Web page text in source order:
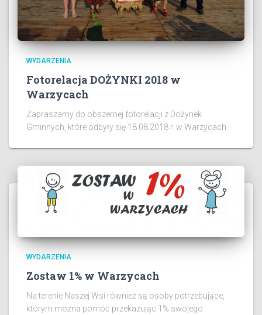
WYDARZENIA
Fotorelacja DOŻYNKI 2018 w
Warzycach
Zapraszamy do obszernej fotorelacji z Dożynek
Gminnych, które odbyły się 18.08.2018 r. w Warzycach.
WYDARZENIA
Zostaw 1% w Warzycach
Na terenie Naszej Wsi również są osoby potrzebujące,
którym można pomóc przekazując 1% swojego